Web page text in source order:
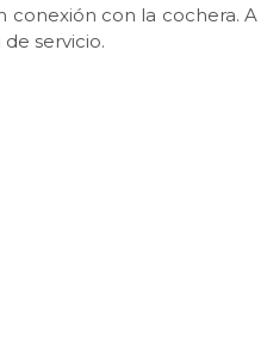
conexión con la cochera. A
servicio.